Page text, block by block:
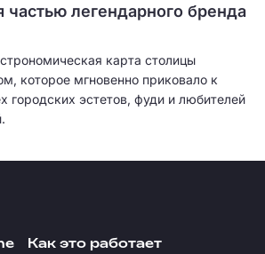
частью легендарного бренда
карта столицы
которое мгновенно приковало к
городских эстетов, фуди и любителей
Как это работает